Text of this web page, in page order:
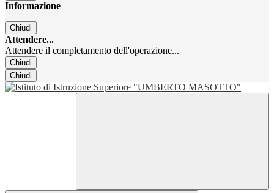
Informazione
Chiudi
Attendere...
Attendere il completamento dell'operazione...
Chiudi
Chiudi